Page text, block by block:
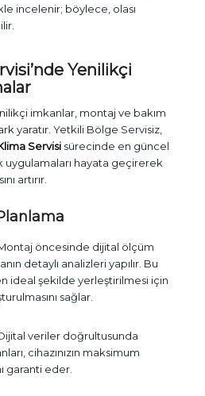
incelenir; böylece, olası
Yenilikçi
imkanlar, montaj ve bakım
yaratır. Yetkili Bölge Servisiz,
Servisisürecinde en güncel
hayata geçirerek
artırır.
öncesinde dijital ölçüm
detaylı analizleri yapılır. Bu
ideal şekilde yerleştirilmesi için
sağlar.
veriler doğrultusunda
cihazınızın maksimum
garanti eder.